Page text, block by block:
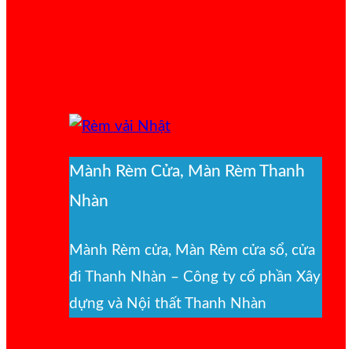
Mành Rèm Cửa, Màn Rèm Thanh
Nhàn
Mành Rèm cửa, Màn Rèm cửa sổ, cửa
đi Thanh Nhàn – Công ty cổ phần Xây
dựng và Nội thất Thanh Nhàn